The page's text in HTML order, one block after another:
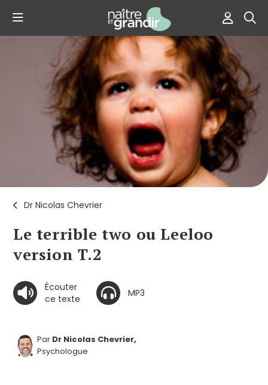
Dr Nicolas Chevrier
Le terrible two ou Leeloo
version T.2
Écouter
ce texte
MP3
Par Dr Nicolas Chevrier,
Psychologue